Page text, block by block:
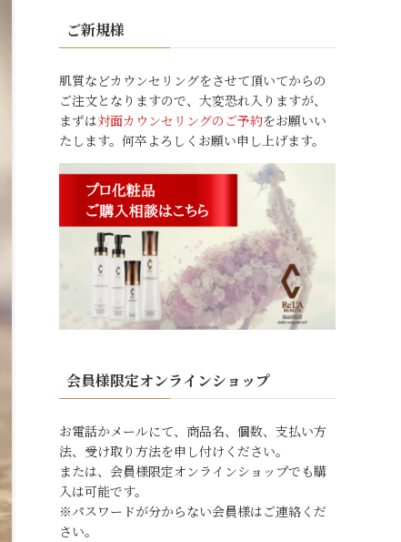
ご新規様
肌質などカウンセリングをさせて頂いてからの
ご注文となりますので、大変恐れ入りますが、
まずは対面カウンセリングのご予約をお願いい
たします。何卒よろしくお願い申し上げます。
会員様限定オンラインショップ
お電話かメールにて、商品名、個数、支払い方
法、受け取り方法を申し付けください。
または、会員様限定オンラインショップでも購
入は可能です。
※パスワードが分からない会員様はご連絡くだ
さい。